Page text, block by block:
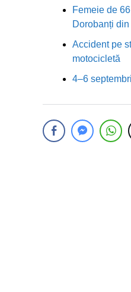
Femeie de
Dorobanți
Accident pe
motocicletă
4–6